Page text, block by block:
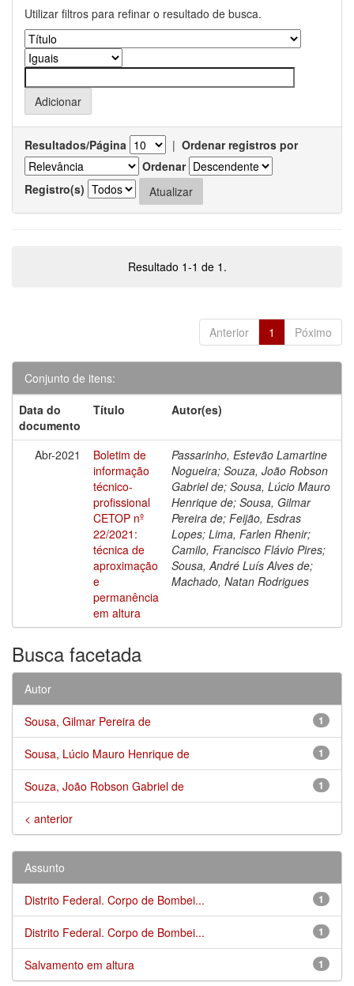
Utilizar filtros para refinar o resultado de busca.
Resultados/Página | Ordenar registros por
Ordenar
Registro(s)
Resultado 1-1 de 1.
Anterior 1 Póximo
Conjunto de itens:
Data do
documento
Título Autor(es)
Abr-2021
Boletim de
informação
técnico-
profissional
CETOP nº
22/2021:
técnica de
aproximação
e
permanência
em altura
Passarinho, Estevão Lamartine
Nogueira; Souza, João Robson
Gabriel de; Sousa, Lúcio Mauro
Henrique de; Sousa, Gilmar
Pereira de; Feijão, Esdras
Lopes; Lima, Farlen Rhenir;
Camilo, Francisco Flávio Pires;
Sousa, André Luís Alves de;
Machado, Natan Rodrigues
Busca facetada
Autor
1
Sousa, Gilmar Pereira de
1
Sousa, Lúcio Mauro Henrique de
1
Souza, João Robson Gabriel de
< anterior
Assunto
1
Distrito Federal. Corpo de Bombei...
1
Distrito Federal. Corpo de Bombei...
1
Salvamento em altura